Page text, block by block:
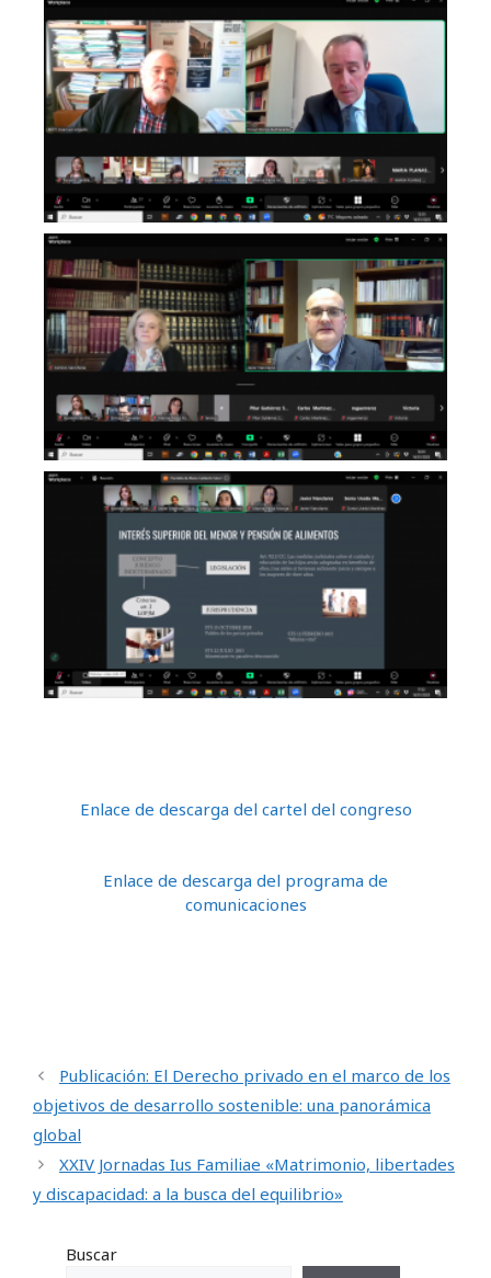
Enlace de descarga del cartel del congreso
Enlace de descarga del programa de
comunicaciones
Publicación: El Derecho privado en el marco de los
objetivos de desarrollo sostenible: una panorámica
global
XXIV Jornadas Ius Familiae «Matrimonio, libertades
y discapacidad: a la busca del equilibrio»
Buscar